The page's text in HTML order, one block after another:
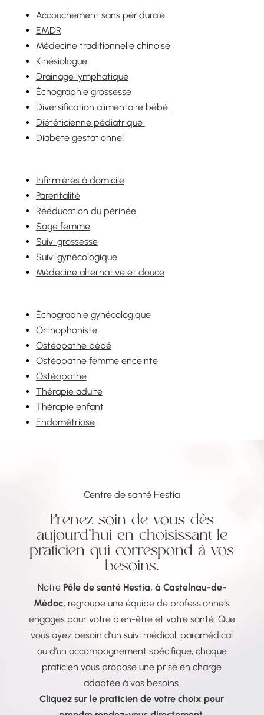
Accouchement sans péridurale
EMDR
Médecine traditionnelle chinoise
Kinésiologue
Drainage lymphatique
Échographie grossesse
Diversification alimentaire bébé
Diététicienne pédiatrique
Diabète gestationnel
Infirmières à domicile
Parentalité
Rééducation du périnée
Sage femme
Suivi grossesse
Suivi gynécologique
Médecine alternative et douce
Échographie gynécologique
Orthophoniste
Ostéopathe bébé
Ostéopathe femme enceinte
Ostéopathe
Thérapie adulte
Thérapie enfant
Endométriose
Centre de santé Hestia
Prenez soin de vous dès
aujourd’hui en choisissant le
praticien qui correspond à vos
besoins.
Notre Pôle de santé Hestia, à Castelnau-de-
Médoc, regroupe une équipe de professionnels
engagés pour votre bien-être et votre santé. Que
vous ayez besoin d’un suivi médical, paramédical
ou d’un accompagnement spécifique, chaque
praticien vous propose une prise en charge
adaptée à vos besoins.
Cliquez sur le praticien de votre choix pour